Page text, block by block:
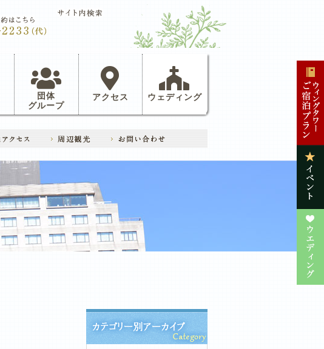
団体
グループ
アクセス ウェディング